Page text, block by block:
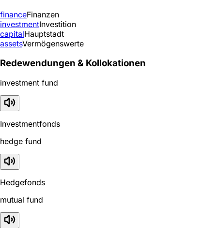
financeFinanzen
investmentInvestition
capitalHauptstadt
assetsVermögenswerte
Redewendungen & Kollokationen
investment fund
Investmentfonds
hedge fund
Hedgefonds
mutual fund